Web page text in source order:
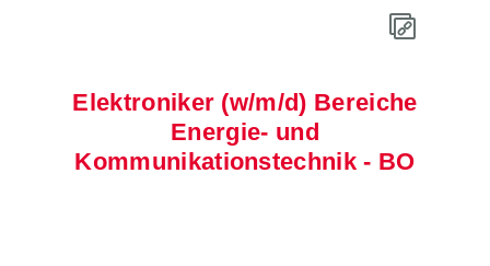
Elektroniker (w/m/d) Bereiche
Energie- und
Kommunikationstechnik - BO